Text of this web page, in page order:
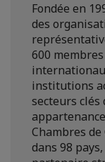
Fondée en
des
600
institutions
secteurs clés
Chambres
dans 98